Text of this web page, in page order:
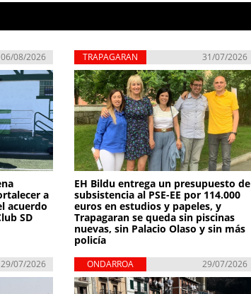
06/08/2026
a
acuerdo
SD
TRAPAGARAN 31/07/2026
EH Bildu entrega un presupuesto de
subsistencia al PSE-EE por 114.000
euros en estudios y papeles, y
Trapagaran se queda sin piscinas
nuevas, sin Palacio Olaso y sin más
policía
29/07/2026 ONDARROA 29/07/2026